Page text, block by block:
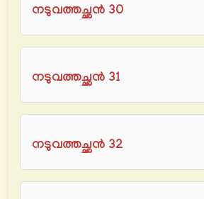
നടുവത്തച്ഛൻ 30
നടുവത്തച്ഛൻ 31
നടുവത്തച്ഛൻ 32